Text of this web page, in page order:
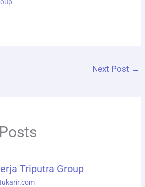
Next Post →
Triputra Group